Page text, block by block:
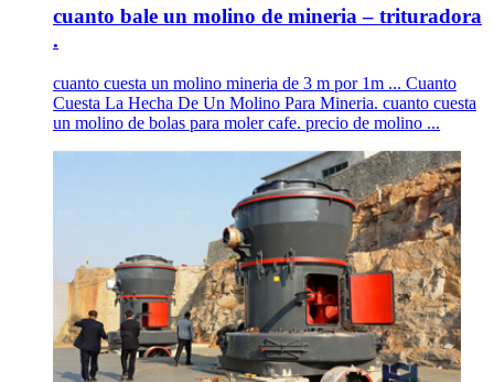
cuanto bale un molino de mineria – trituradora
.
cuanto cuesta un molino mineria de 3 m por 1m ... Cuanto
Cuesta La Hecha De Un Molino Para Mineria. cuanto cuesta
un molino de bolas para moler cafe. precio de molino ...